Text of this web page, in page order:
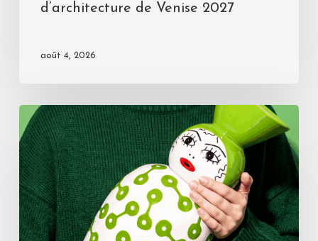
d’architecture de Venise 2027
août 4, 2026